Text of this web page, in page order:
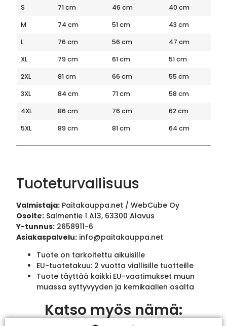
S 71 cm 46 cm
40 cm
M
74 cm 51 cm
43 cm
L
76 cm 56 cm
47 cm
XL
79 cm 61 cm
51 cm
2XL
81 cm 66 cm
55 cm
3XL
84 cm 71 cm
58 cm
4XL
86 cm 76 cm
62 cm
5XL
89 cm 81 cm 64 cm
Tuoteturvallisuus
Valmistaja: Paitakauppa.net / WebCube Oy
Osoite: Salmentie 1 A13, 63300 Alavus
Y-tunnus: 2658911-6
Asiakaspalvelu: info@paitakauppa.net
Tuote on tarkoitettu aikuisille
EU-tuotetakuu: 2 vuotta viallisille tuotteille
Tuote täyttää kaikki EU-vaatimukset muun
muassa syttyvyyden ja kemikaalien osalta
Katso myös nämä: